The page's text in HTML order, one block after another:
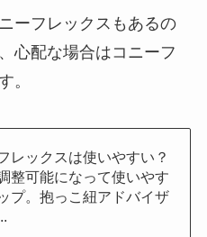
ーフレックスもあるの
心配な場合はコニーフ
。
レックスは使いやすい？
整可能になって使いやす
プ。抱っこ紐アドバイザ